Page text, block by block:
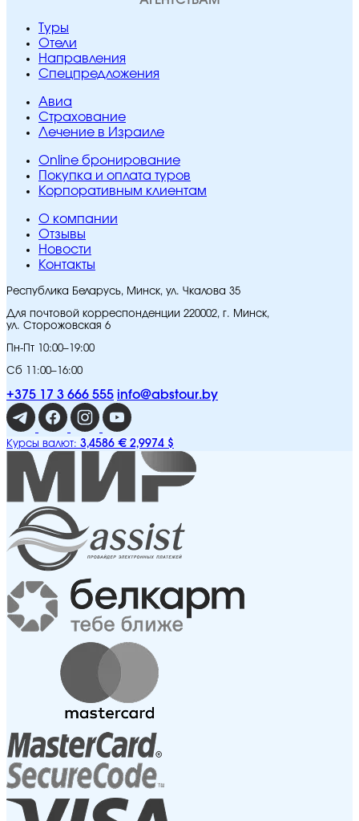
Туры
Отели
Направления
Спецпредложения
Авиа
Страхование
Лечение в Израиле
Online бронирование
Покупка и оплата туров
Корпоративным клиентам
O компании
Отзывы
Новости
Контакты
Республика Беларусь, Минск, ул. Чкалова 35
Для почтовой корреспонденции 220002, г. Минск,
ул. Сторожовская 6
Пн-Пт 10:00–19:00
Сб 11:00–16:00
+375 17 3 666 555 info@abstour.by
Курсы валют: 3,4586 € 2,9974 $